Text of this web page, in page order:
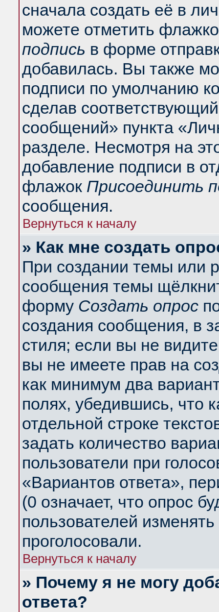
сначала создать её в
можете отметить
подпись в форме
добавилась. Вы также
подписи по умолчанию
сделав
сообщений» пункта
разделе. Несмотря на
добавление подписи в
флажок Присоединить
сообщения.
Вернуться к началу
» Как мне создать
При создании темы или
сообщения темы
форму Создать опрос
создания сообщения, в
стиля; если вы не
вы не имеете прав на
как минимум два
полях, убедившись, что
отдельной строке
задать количество
пользователи при
«Вариантов ответа»,
(0 означает, что опрос
пользователей
проголосовали.
Вернуться к началу
» Почему я не могу
ответа?